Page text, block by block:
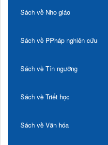
Sách về Nho giáo
Sách về PPháp nghiên cứu
Sách về Tín ngưỡng
Sách về Triết học
Sách về Văn hóa